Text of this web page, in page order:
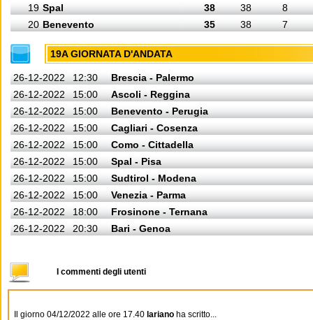
19 Spal 38 38
8
20 Benevento 35 38 7
19A GIORNATA D'ANDATA
26-12-2022 12:30
Brescia - Palermo
26-12-2022
15:00
Ascoli - Reggina
26-12-2022
15:00
Benevento - Perugia
26-12-2022
15:00
Cagliari - Cosenza
26-12-2022
15:00
Como - Cittadella
26-12-2022
15:00
Spal - Pisa
26-12-2022
15:00
Sudtirol - Modena
26-12-2022
15:00
Venezia - Parma
26-12-2022
18:00
Frosinone - Ternana
26-12-2022
20:30 Bari - Genoa
I commenti degli utenti
Il giorno 04/12/2022 alle ore 17.40 lariano ha scritto...